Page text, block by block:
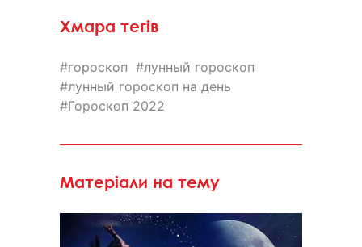
Хмара тегів
гороскоп
лунный гороскоп
лунный гороскоп на день
Гороскоп 2022
Матеріали на тему